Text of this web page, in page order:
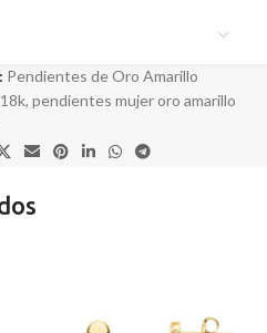
Pendientes de Oro Amarillo
, pendientes mujer oro amarillo